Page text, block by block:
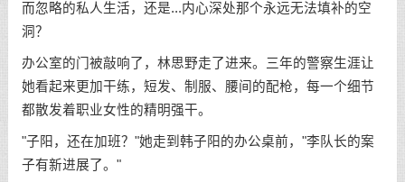
而忽略的私人生活，还是...内心深处那个永远无法填补的空
洞？
办公室的门被敲响了，林思野走了进来。三年的警察生涯让
她看起来更加干练，短发、制服、腰间的配枪，每一个细节
都散发着职业女性的精明强干。
"子阳，还在加班？"她走到韩子阳的办公桌前，"李队长的案
子有新进展了。"